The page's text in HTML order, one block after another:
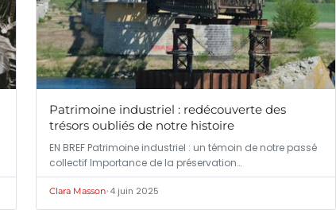
Patrimoine industriel : redécouverte des
trésors oubliés de notre histoire
EN BREF Patrimoine industriel : un témoin de notre passé
collectif Importance de la préservation…
Clara Masson•4 juin 2025